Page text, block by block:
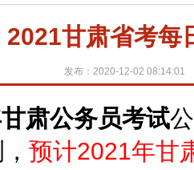
2021甘肃省考每
发布：2020-12-02 08:14:01
甘肃公务员考试
预计2021年甘